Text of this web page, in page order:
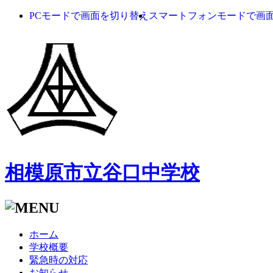
PCモードで画面を切り替え スマートフォンモードで画
相模原市立谷口中学校
ホーム
学校概要
緊急時の対応